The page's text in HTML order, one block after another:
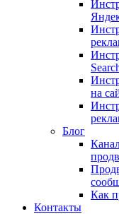
на
Блог
Как
Контакты